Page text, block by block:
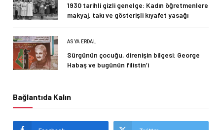
1930 tarihli gizli genelge: Kadın öğretmenlere
makyaj, takı ve gösterişli kıyafet yasağı
ASYA ERDAL
Sürgünün çocuğu, direnişin bilgesi: George
Habaş ve bugünün filistin’i
Bağlantıda Kalın